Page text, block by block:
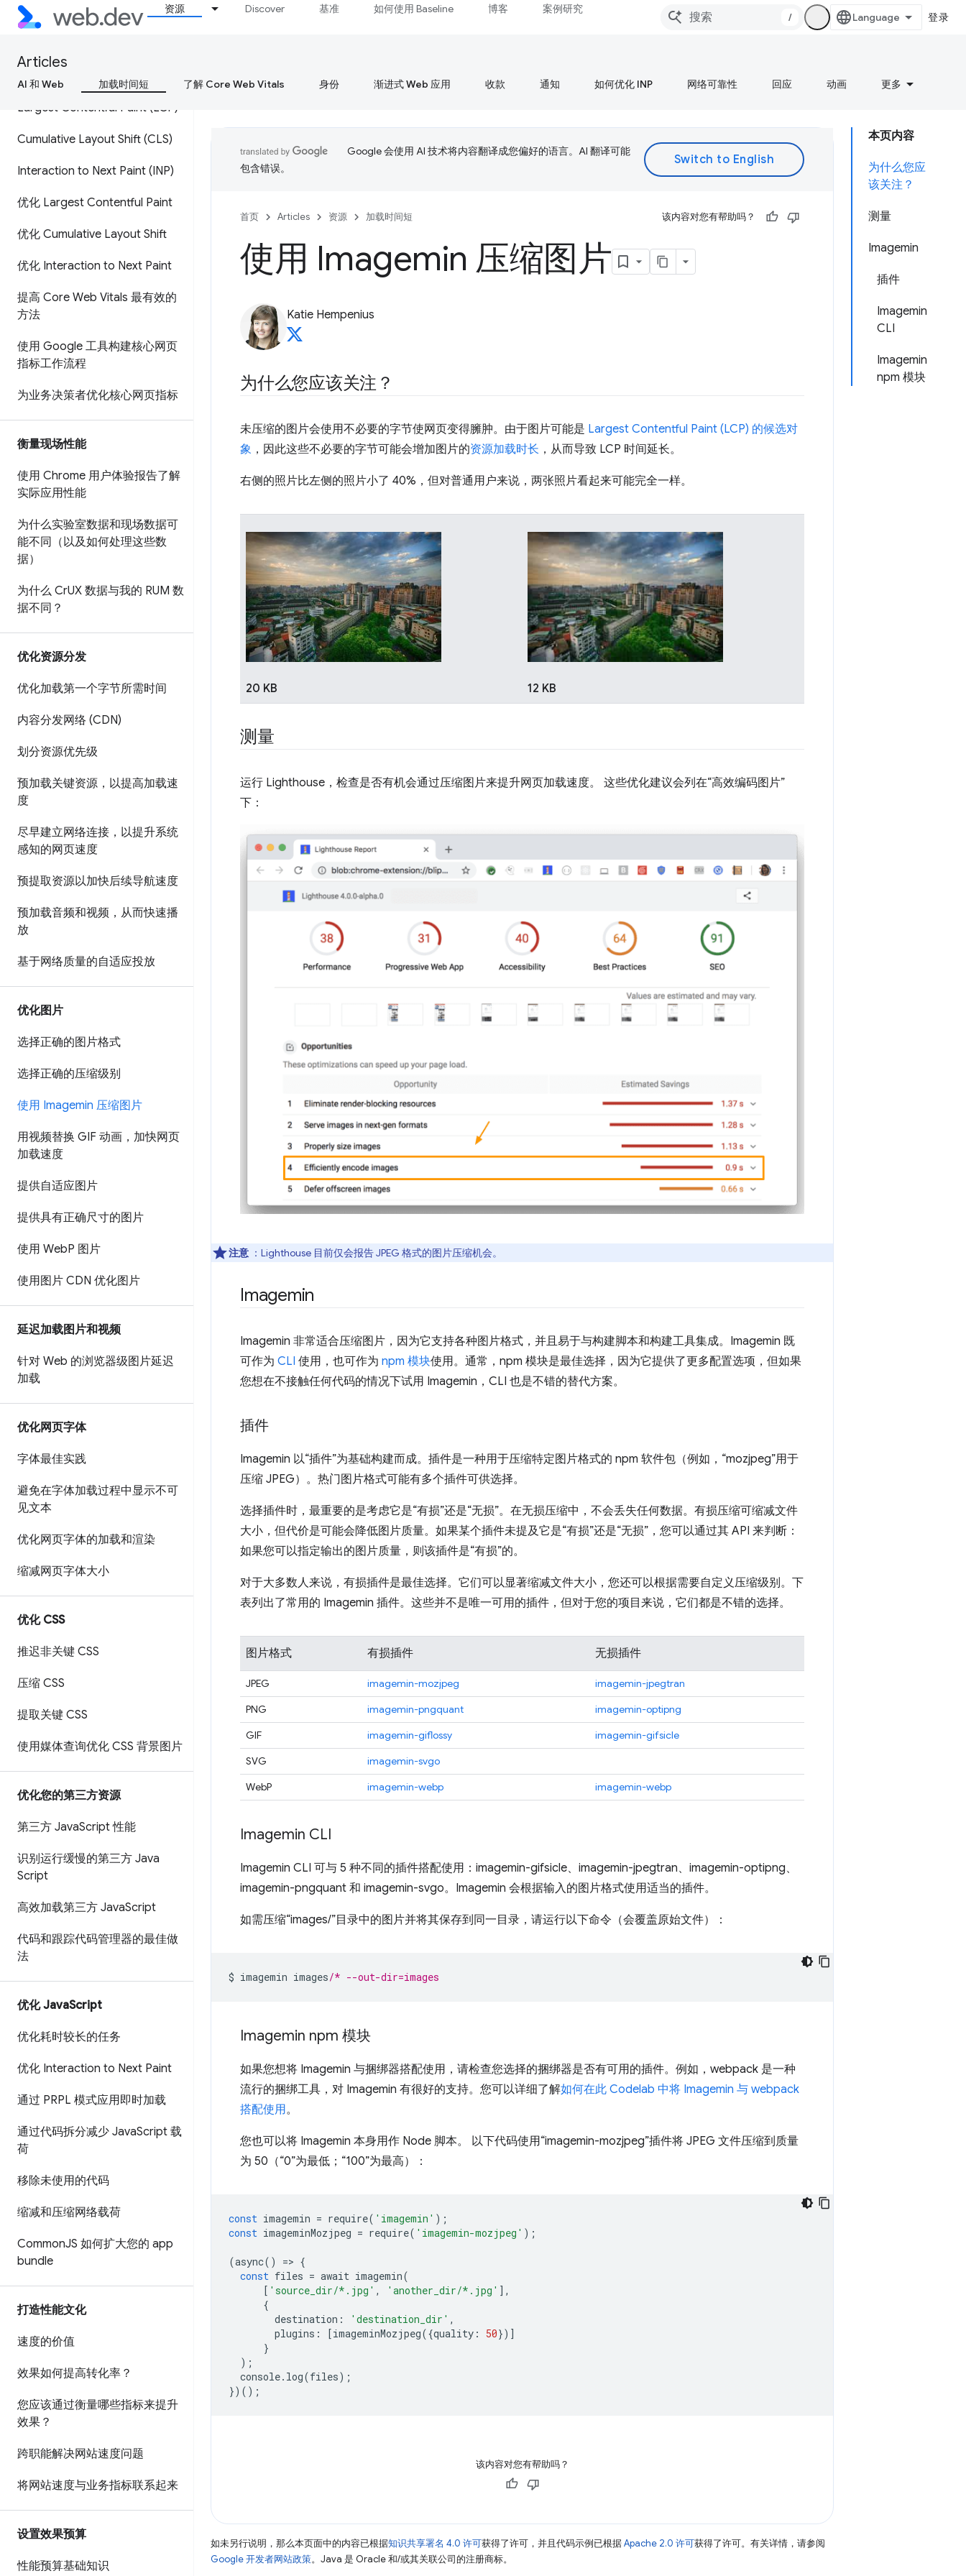
资源 Discover 基准 如何使用 Baseline 博客 案例研究
/ 登录
Articles
AI 和 Web 加载时间短 了解 Core Web Vitals 身份 渐进式 Web 应用 收款 通知 如何优化 INP 网络可靠性 回应 动画 更多
Web Vitals
定义核心网页指标阈值
Largest Contentful Paint (LCP)
Cumulative Layout Shift (CLS)
Interaction to Next Paint (INP)
优化 Largest Contentful Paint
优化 Cumulative Layout Shift
优化 Interaction to Next Paint
提高 Core Web Vitals 最有效的
方法
使用 Google 工具构建核心网页
指标工作流程
为业务决策者优化核心网页指标
衡量现场性能
使用 Chrome 用户体验报告了解
实际应用性能
为什么实验室数据和现场数据可
能不同（以及如何处理这些数
据）
为什么 CrUX 数据与我的 RUM 数
据不同？
优化资源分发
优化加载第一个字节所需时间
内容分发网络 (CDN)
划分资源优先级
预加载关键资源，以提高加载速
度
尽早建立网络连接，以提升系统
感知的网页速度
预提取资源以加快后续导航速度
预加载音频和视频，从而快速播
放
基于网络质量的自适应投放
优化图片
选择正确的图片格式
选择正确的压缩级别
使用 Imagemin 压缩图片
用视频替换 GIF 动画，加快网页
加载速度
提供自适应图片
提供具有正确尺寸的图片
使用 WebP 图片
使用图片 CDN 优化图片
延迟加载图片和视频
针对 Web 的浏览器级图片延迟
加载
优化网页字体
字体最佳实践
避免在字体加载过程中显示不可
见文本
优化网页字体的加载和渲染
缩减网页字体大小
优化 CSS
推迟非关键 CSS
压缩 CSS
提取关键 CSS
使用媒体查询优化 CSS 背景图片
优化您的第三方资源
第三方 JavaScript 性能
识别运行缓慢的第三方 Java
Script
高效加载第三方 JavaScript
代码和跟踪代码管理器的最佳做
法
优化 JavaScript
优化耗时较长的任务
优化 Interaction to Next Paint
通过 PRPL 模式应用即时加载
通过代码拆分减少 JavaScript 载
荷
移除未使用的代码
缩减和压缩网络载荷
CommonJS 如何扩大您的 app
bundle
打造性能文化
速度的价值
效果如何提高转化率？
您应该通过衡量哪些指标来提升
效果？
跨职能解决网站速度问题
将网站速度与业务指标联系起来
设置效果预算
性能预算基础知识
本页内容
为什么您应
该关注？
测量
Imagemin
插件
Imagemin
CLI
Imagemin
npm 模块
Google 会使用 AI 技术将内容翻译成您偏好的语言。AI 翻译可能
包含错误。
首页 Articles 资源 加载时间短 该内容对您有帮助吗？
使用 Imagemin 压缩图片
Katie Hempenius
为什么您应该关注？
未压缩的图片会使用不必要的字节使网页变得臃肿。由于图片可能是 Largest Contentful Paint (LCP) 的候选对
象 ，因此这些不必要的字节可能会增加图片的资源加载时长 ，从而导致 LCP 时间延长。
右侧的照片比左侧的照片小了 40%，但对普通用户来说，两张照片看起来可能完全一样。
20 KB 12 KB
测量
运行 Lighthouse，检查是否有机会通过压缩图片来提升网页加载速度。 这些优化建议会列在“高效编码图片”
下：
注意 ：Lighthouse 目前仅会报告 JPEG 格式的图片压缩机会。
Imagemin
Imagemin 非常适合压缩图片，因为它支持各种图片格式，并且易于与构建脚本和构建工具集成。Imagemin 既
可作为 CLI 使用，也可作为 npm 模块使用。通常，npm 模块是最佳选择，因为它提供了更多配置选项，但如果
您想在不接触任何代码的情况下试用 Imagemin，CLI 也是不错的替代方案。
插件
Imagemin 以“插件”为基础构建而成。插件是一种用于压缩特定图片格式的 npm 软件包（例如，“mozjpeg”用于
压缩 JPEG）。热门图片格式可能有多个插件可供选择。
选择插件时，最重要的是考虑它是“有损”还是“无损”。在无损压缩中，不会丢失任何数据。有损压缩可缩减文件
大小，但代价是可能会降低图片质量。如果某个插件未提及它是“有损”还是“无损”，您可以通过其 API 来判断：
如果您可以指定输出的图片质量，则该插件是“有损”的。
对于大多数人来说，有损插件是最佳选择。它们可以显著缩减文件大小，您还可以根据需要自定义压缩级别。下
表列出了常用的 Imagemin 插件。这些并不是唯一可用的插件，但对于您的项目来说，它们都是不错的选择。
图片格式 有损插件 无损插件
JPEG imagemin-mozjpeg
imagemin-jpegtran
PNG
imagemin-pngquant
imagemin-optipng
GIF
imagemin-giflossy
imagemin-gifsicle
SVG
imagemin-svgo
WebP
imagemin-webp imagemin-webp
Imagemin CLI
Imagemin CLI 可与 5 种不同的插件搭配使用：imagemin-gifsicle、imagemin-jpegtran、imagemin-optipng、
imagemin-pngquant 和 imagemin-svgo。Imagemin 会根据输入的图片格式使用适当的插件。
如需压缩“images/”目录中的图片并将其保存到同一目录，请运行以下命令（会覆盖原始文件）：
$ imagemin images/* --out-dir=images
Imagemin npm 模块
如果您想将 Imagemin 与捆绑器搭配使用，请检查您选择的捆绑器是否有可用的插件。例如，webpack 是一种
流行的捆绑工具，对 Imagemin 有很好的支持。您可以详细了解如何在此 Codelab 中将 Imagemin 与 webpack
搭配使用。
您也可以将 Imagemin 本身用作 Node 脚本。 以下代码使用“imagemin-mozjpeg”插件将 JPEG 文件压缩到质量
为 50（“0”为最低；“100”为最高）：
const imagemin = require( 'imagemin' );
const imageminMozjpeg = require( 'imagemin-mozjpeg' );
(async() => {
const files = await imagemin(
[ 'source_dir/*.jpg' , 'another_dir/*.jpg' ],
{
destination : 'destination_dir' ,
plugins : [imageminMozjpeg({quality : 50})]
}
);
console. log(files);
})();
该内容对您有帮助吗？
如未另行说明，那么本页面中的内容已根据知识共享署名 4.0 许可获得了许可，并且代码示例已根据Apache 2.0 许可获得了许可。有关详情，请参阅
Google 开发者网站政策。Java 是 Oracle 和/或其关联公司的注册商标。